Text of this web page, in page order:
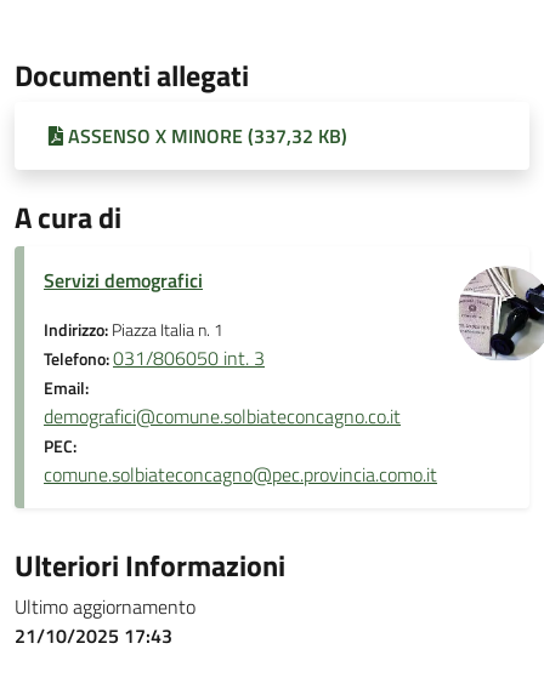
Documenti allegati
ASSENSO X MINORE (337,32 KB)
A cura di
Servizi demografici
Indirizzo:Piazza Italia n. 1
Telefono:031/806050 int. 3
Email:
demografici@comune.solbiateconcagno.co.it
PEC:
comune.solbiateconcagno@pec.provincia.como.it
Ulteriori Informazioni
Ultimo aggiornamento
21/10/2025 17:43